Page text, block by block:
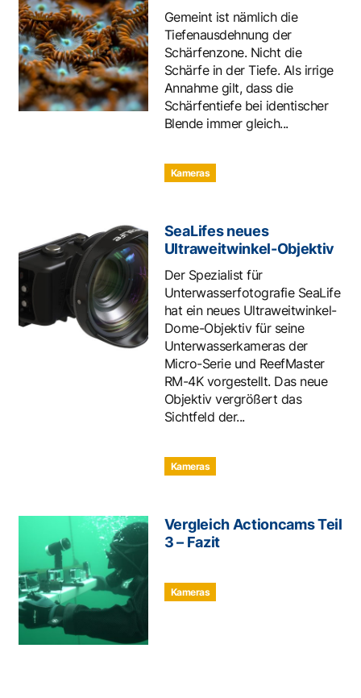
Gemeint ist nämlich die
Tiefenausdehnung der
Schärfenzone. Nicht die
Schärfe in der Tiefe. Als irrige
Annahme gilt, dass die
Schärfentiefe bei identischer
Blende immer gleich...
Kameras
SeaLifes neues
Ultraweitwinkel-Objektiv
Der Spezialist für
Unterwasserfotografie SeaLife
hat ein neues Ultraweitwinkel-
Dome-Objektiv für seine
Unterwasserkameras der
Micro-Serie und ReefMaster
RM-4K vorgestellt. Das neue
Objektiv vergrößert das
Sichtfeld der...
Kameras
Vergleich Actioncams Teil
3 – Fazit
Kameras